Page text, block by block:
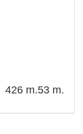
53 m.
426 m.